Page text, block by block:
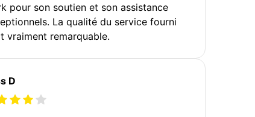
pour son soutien et son assistance
La qualité du service fourni
vraiment remarquable.
D